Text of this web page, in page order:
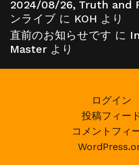
2024/08/26, Truth and
ンライブ に KOH より
直前のお知らせです に
Master より
ログイン
投稿フィー
コメントフィ